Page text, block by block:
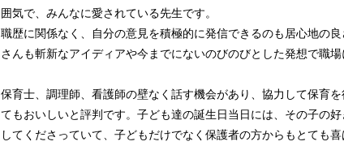
囲気で、みんなに愛されている先生です。
職歴に関係なく、自分の意見を積極的に発信できるのも居心地の
さんも斬新なアイディアや今までにないのびのびとした発想で職
保育士、調理師、看護師の壁なく話す機会があり、協力して保育
てもおいしいと評判です。子ども達の誕生日当日には、その子の
してくださっていて、子どもだけでなく保護者の方からもとても喜